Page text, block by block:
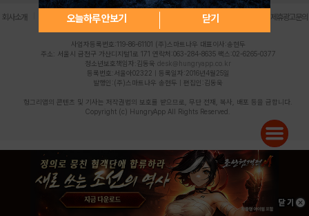
오늘하루 안보기 닫기
회사소개 | 개인정보 처리방침 불법촬영물 신고센터 제휴광고문의
사업자등록번호:119-86-61101 (주)스마트나우 대표이사:송현두
주소: 서울시 금천구 가산디지털1로 171 연락처:063-284-8635 팩스:02-6265-0377
청소년보호책임자:김동욱 desk@hungryapp.co.kr
등록번호:서울아02322 | 등록일자:2016년4월25일
발행인:(주)스마트나우 송현두 | 편집인:김동욱
헝그리앱의 콘텐츠 및 기사는 저작권법의 보호를 받으므로, 무단 전재, 복사, 배포 등을 금합니다.
Copyright (c) HungryApp All Rights Reserved.